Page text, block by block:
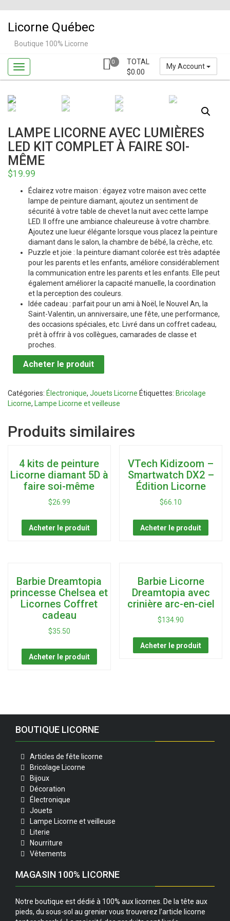
content
Licorne Québec
Boutique 100% Licorne
My Account
0
TOTAL
$0.00
LAMPE LICORNE AVEC LUMIÈRES
LED KIT COMPLET À FAIRE SOI-
MÊME
$19.99
Éclairez votre maison : égayez votre maison avec cette
lampe de peinture diamant, ajoutez un sentiment de
sécurité à votre table de chevet la nuit avec cette lampe
LED. Il offre une ambiance chaleureuse à votre chambre.
Ajoutez une lueur élégante lorsque vous placez la peinture
diamant dans le salon, la chambre de bébé, la crèche, etc.
Puzzle et joie : la peinture diamant colorée est très adaptée
pour les parents et les enfants, améliore considérablement
la communication entre les parents et les enfants. Elle peut
également améliorer la capacité manuelle, la coordination
et la perception des couleurs.
Idée cadeau : parfait pour un ami à Noël, le Nouvel An, la
Saint-Valentin, un anniversaire, une fête, une performance,
des occasions spéciales, etc. Livré dans un coffret cadeau,
prêt à offrir à vos collègues, camarades de classe et
proches.
Acheter le produit
Catégories: Électronique, Jouets Licorne Étiquettes: Bricolage
Licorne, Lampe Licorne et veilleuse
Produits similaires
4 kits de peinture
Licorne diamant 5D à
faire soi-même
$26.99
Acheter le produit
VTech Kidizoom –
Smartwatch DX2 –
Édition Licorne
$66.10
Acheter le produit
Barbie Dreamtopia
princesse Chelsea et
Licornes Coffret
cadeau
$35.50
Acheter le produit
Barbie Licorne
Dreamtopia avec
crinière arc-en-ciel
$134.90
Acheter le produit
BOUTIQUE LICORNE
Articles de fête licorne
Bricolage Licorne
Bijoux
Décoration
Électronique
Jouets
Lampe Licorne et veilleuse
Literie
Nourriture
Vêtements
MAGASIN 100% LICORNE
Notre boutique est dédié à 100% aux licornes. De la tête aux
pieds, du sous-sol au grenier vous trouverez l’article licorne